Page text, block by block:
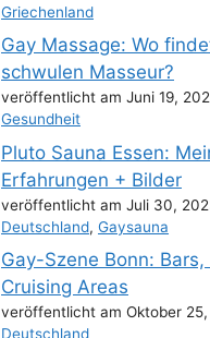
Griechenland
Gay Massage: Wo
schwulen Masseur?
veröffentlicht am Juni 19,
Gesundheit
Pluto Sauna Essen:
Erfahrungen + Bilder
veröffentlicht am Juli 30,
Deutschland, Gaysauna
Gay-Szene Bonn: Bars,
Cruising Areas
veröffentlicht am Oktober
Deutschland